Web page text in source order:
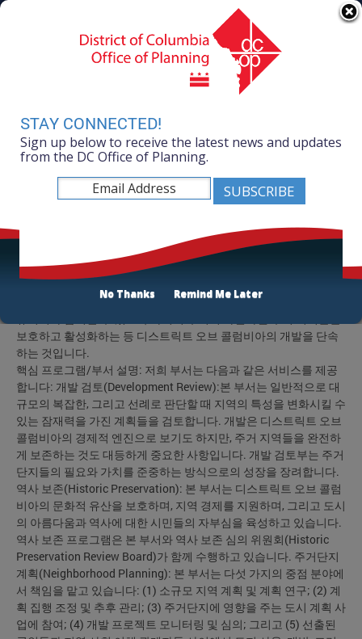
Skip to main content
Agency Directory
Online Services
Search
Mayor Muriel Bowser
Office of Planning
Korean (한국어)
기관 이름: 기획실(Office of Planning)
강령: 기획실의 임무는 의사 결정을 전달하고, 전략적인 목표를 추
진하고, 최고 품질의 개발 결과가 나올 수 있도록 격려하고, 모든 커
보호하고 활성화하는 등 디스트릭트 오브 콜럼비아의 개발을 단속
하는 것입니다.
핵심 프로그램/부서 설명: 저희 부서는 다음과 같은 서비스를 제공
합니다: 개발 검토(Development Review):본 부서는 일반적으로 대
규모의 복잡한, 그리고 선례로 판단할 때 지역의 특성을 변화시킬 수
있는 잠재력을 가진 계획들을 검토합니다. 개발은 디스트릭트 오브
콜럼비아의 경제적 엔진으로 보기도 하지만, 주거 지역들을 완전하
게 보존하는 것도 대등하게 중요한 사항입니다. 개발 검토부는 주거
단지들의 필요와 가치를 준중하는 방식으로의 성장을 장려합니다.
역사 보존(Historic Preservation): 본 부서는 디스트릭트 오브 콜럼
비아의 문화적 유산을 보호하며, 지역 경제를 지원하며, 그리고 도시
의 아름다움과 역사에 대한 시민들의 자부심을 육성하고 있습니다.
역사 보존 프로그램은 본 부서와 역사 보존 심의 위원회(Historic
Preservation Review Board)가 함께 수행하고 있습니다. 주거단지
계획(Neighborhood Planning): 본 부서는 다섯 가지의 중점 분야에
서 책임을 맡고 있습니다: (1) 소규모 지역 계획 및 계획 연구; (2) 계
획 집행 조정 및 추후 관리; (3) 주거단지에 영향을 주는 도시 계획 사
업에 참여; (4) 개발 프로젝트 모니터링 및 심의; 그리고 (5) 선출된
STAY CONNECTED!
Sign up below to receive the latest news and updates
from the DC Office of Planning.
No Thanks Remind Me Later